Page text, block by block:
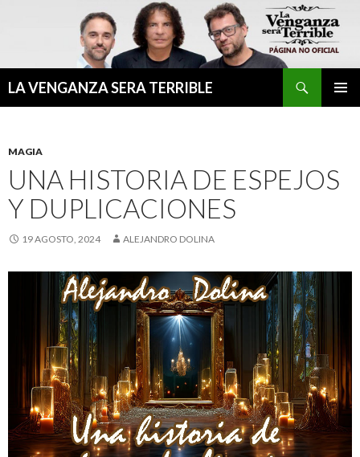
LA VENGANZA SERA TERRIBLE
MAGIA
UNA HISTORIA DE ESPEJOS
Y DUPLICACIONES
19 AGOSTO, 2024 ALEJANDRO DOLINA